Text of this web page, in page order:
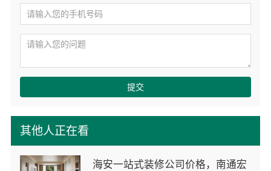
其他人正在看
海安一站式装修公司价格，南通宏
提交